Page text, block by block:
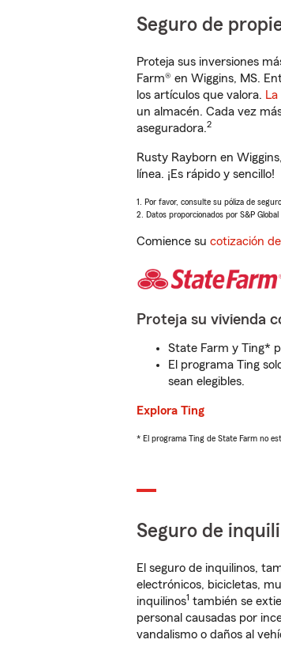
Seguro de
Proteja sus inversiones
Farm® en Wiggins, MS.
los artículos que valora.
un almacén. Cada vez
aseguradora.2
Rusty Rayborn en
línea. ¡Es rápido y sencillo!
1. Por favor, consulte su póliza de
2. Datos proporcionados por S&P
Comience su cotización
Proteja su vivienda
State Farm y Ting*
El programa Ting
sean elegibles.
Explora Ting
* El programa Ting de State Farm no
Seguro de
El seguro de inquilinos,
electrónicos, bicicletas,
inquilinos1 también se
personal causadas por
vandalismo o daños al